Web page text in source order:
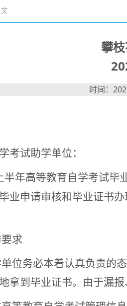
攀
时间：
考试助学单位：
半年高等教育自学考试毕
业申请审核和毕业证书
求
位务必本着认真负责的
拿到毕业证书。由于漏